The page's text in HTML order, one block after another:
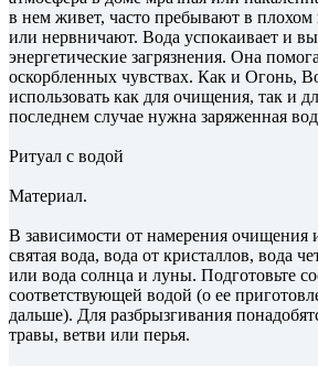
в нем живет, часто пребывают в плохом
или нервничают. Вода успокаивает и
энергетические загрязнения. Она
оскорбленных чувствах. Как и Огонь,
использовать как для очищения, так и
последнем случае нужна заряженная
Ритуал с водой
Материал.
В зависимости от намерения очищения
святая вода, вода от кристаллов, вода
или вода солнца и луны. Подготовьте
соответствующей водой (о ее
дальше). Для разбрызгивания
травы, ветви или перья.